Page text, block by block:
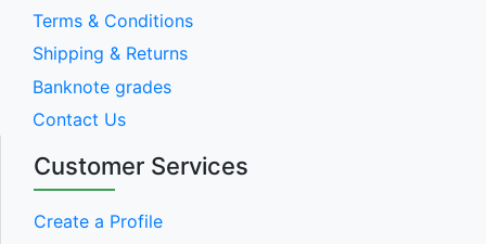
Terms & Conditions
Shipping & Returns
Banknote grades
Contact Us
Customer Services
Create a Profile